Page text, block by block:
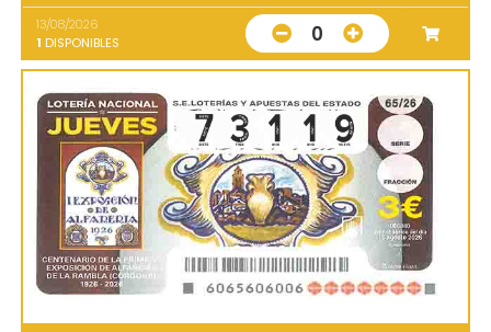
13/08/2026
1 DISPONIBLES 0